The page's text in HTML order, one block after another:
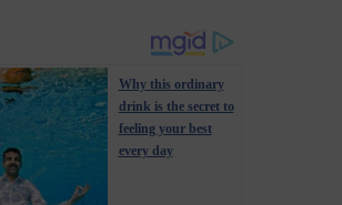
Why this ordinary
drink is the secret to
feeling your best
every day